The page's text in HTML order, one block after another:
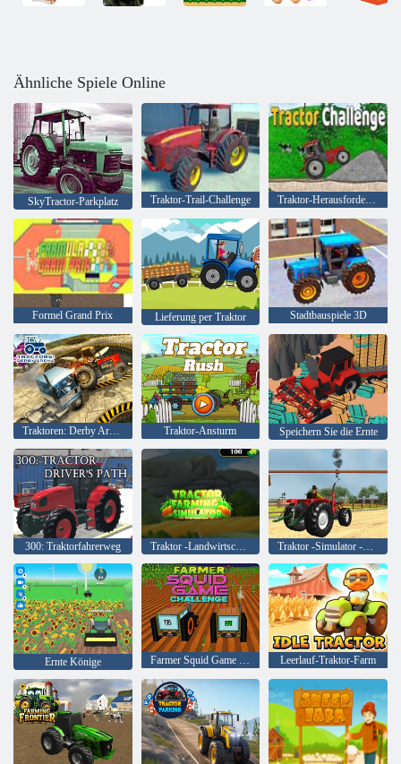
Ähnliche Spiele Online
SkyTractor-Parkplatz Traktor-Trail-Challenge Traktor-Herausforderung
Formel Grand Prix Lieferung per Traktor Stadtbauspiele 3D
Traktoren: Derby Arena Traktor-Ansturm Speichern Sie die Ernte
300: Traktorfahrerweg Traktor -Landwirtschaftsimulator Traktor -Simulator -Landwirtschaftsspiel
Ernte Könige Farmer Squid Game Challenge Leerlauf-Traktor-Farm